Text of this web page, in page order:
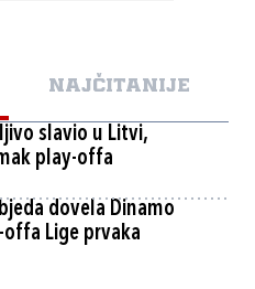
NAJČITANIJE
slavio u Litvi,
play-offa
dovela Dinamo
Lige prvaka